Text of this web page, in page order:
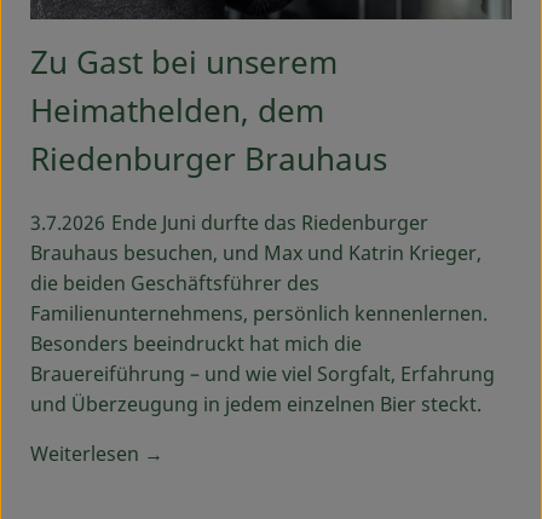
Zu Gast bei unserem
Heimathelden, dem
Riedenburger Brauhaus
3.7.2026 Ende Juni durfte das Riedenburger
Brauhaus besuchen, und Max und Katrin Krieger,
die beiden Geschäftsführer des
Familienunternehmens, persönlich kennenlernen.
Besonders beeindruckt hat mich die
Brauereiführung – und wie viel Sorgfalt, Erfahrung
und Überzeugung in jedem einzelnen Bier steckt.
Weiterlesen →